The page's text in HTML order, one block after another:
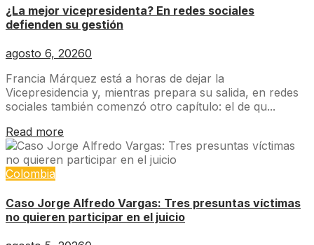
¿La mejor vicepresidenta? En redes sociales
defienden su gestión
agosto 6, 20260
Francia Márquez está a horas de dejar la
Vicepresidencia y, mientras prepara su salida, en redes
sociales también comenzó otro capítulo: el de qu...
Read more
Colombia
Caso Jorge Alfredo Vargas: Tres presuntas víctimas
no quieren participar en el juicio